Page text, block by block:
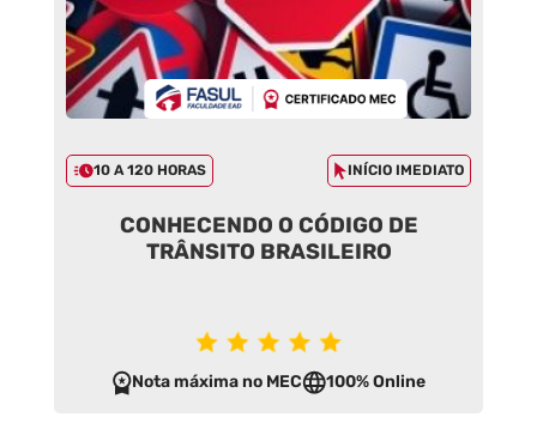
10 A 120 HORAS INÍCIO IMEDIATO
CONHECENDO O CÓDIGO DE
TRÂNSITO BRASILEIRO
Nota máxima no MEC 100% Online